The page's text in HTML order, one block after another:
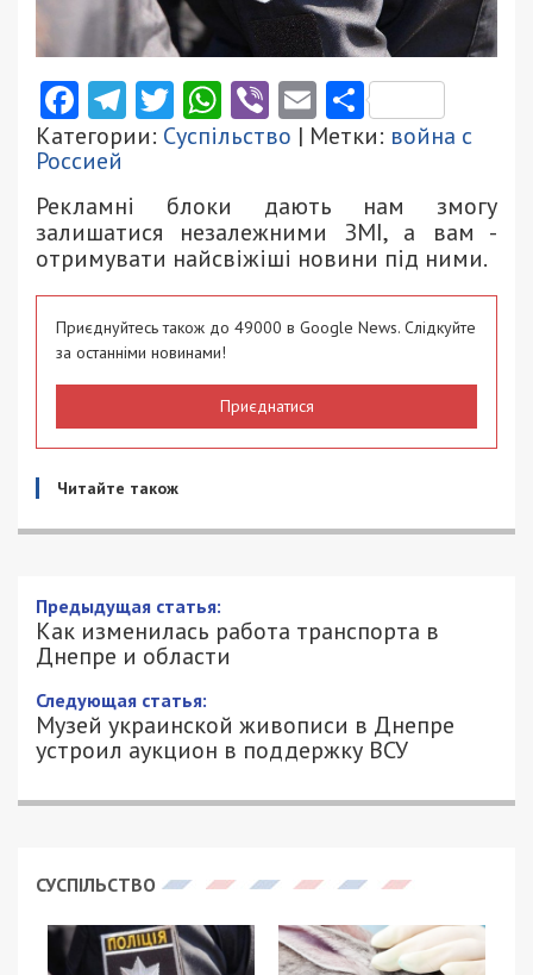
Facebook
Telegram
Twitter
WhatsApp
ViberEmail
Категории: Суспільство | Метки: война с
Россией
Рекламні блоки дають нам змогу
залишатися незалежними ЗМІ, а вам -
отримувати найсвіжіші новини під ними.
Приєднуйтесь також до 49000 в Google News. Слідкуйте
за останніми новинами!
Приєднатися
Читайте також
Предыдущая статья:
Как изменилась работа транспорта в
Днепре и области
Следующая статья:
Музей украинской живописи в Днепре
устроил аукцион в поддержку ВСУ
СУСПІЛЬСТВО